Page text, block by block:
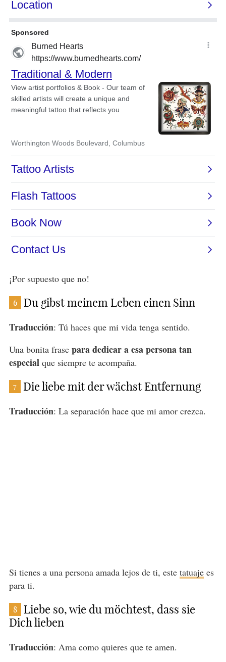
¡Por supuesto que no!
6 Du gibst meinem Leben einen Sinn
Traducción: Tú haces que mi vida tenga sentido.
Una bonita frase para dedicar a esa persona tan
especialque siempre te acompaña.
7 Die liebe mit der wächst Entfernung
Traducción: La separación hace que mi amor crezca.
Si tienes a una persona amada lejos de ti, este tatuajees
para ti.
8
Liebe so, wie du möchtest, dass sie
Dich lieben
Traducción: Ama como quieres que te amen.